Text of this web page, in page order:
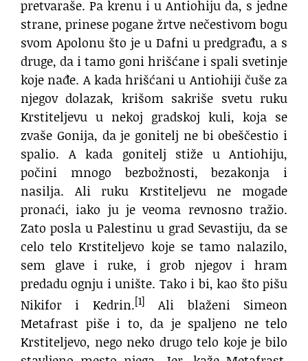
pretvaraše. Pa krenu i u Antiohiju da, s jedne
strane, prinese pogane žrtve nečestivom bogu
svom Apolonu što je u Dafni u predgrađu, a s
druge, da i tamo goni hrišćane i spali svetinje
koje nađe. A kada hrišćani u Antiohiji čuše za
njegov dolazak, krišom sakriše svetu ruku
Krstiteljevu u nekoj gradskoj kuli, koja se
zvaše Gonija, da je gonitelj ne bi obeščestio i
spalio. A kada gonitelj stiže u Antiohiju,
počini mnogo bezbožnosti, bezakonja i
nasilja. Ali ruku Krstiteljevu ne mogade
pronaći, iako ju je veoma revnosno tražio.
Zato posla u Palestinu u grad Sevastiju, da se
celo telo Krstiteljevo koje se tamo nalazilo,
sem glave i ruke, i grob njegov i hram
predadu ognju i unište. Tako i bi, kao što pišu
Nikifor i Kedrin.[1]
Ali blaženi Simeon
Metafrast piše i to, da je spaljeno ne telo
Krstiteljevo, nego neko drugo telo koje je bilo